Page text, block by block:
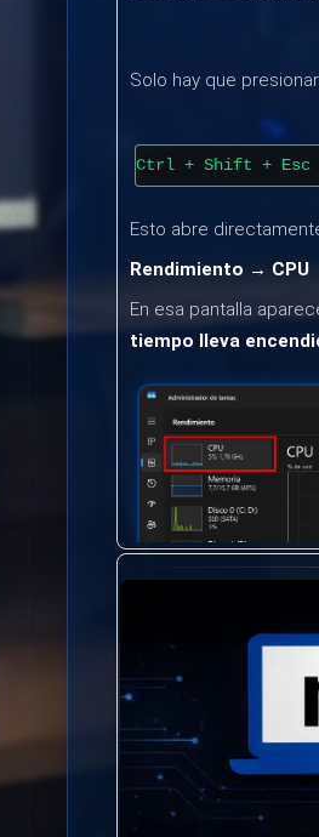
Solo hay que
Ctrl + Shift + Esc
Esto abre
Rendimiento → CPU
En esa pantalla
tiempo lleva